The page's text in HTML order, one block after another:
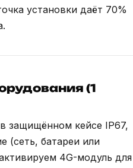
установки даёт 70%
(1
защищённом кейсе IP67,
(сеть, батареи или
4G-модуль для